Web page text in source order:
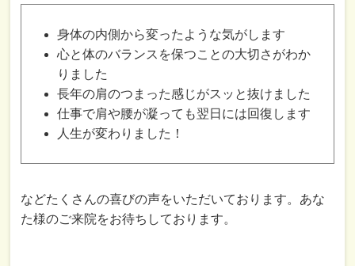
身体の内側から変ったような気がします
心と体のバランスを保つことの大切さがわか
りました
長年の肩のつまった感じがスッと抜けました
仕事で肩や腰が凝っても翌日には回復します
人生が変わりました！
などたくさんの喜びの声をいただいております。あな
た様のご来院をお待ちしております。